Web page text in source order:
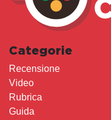
Categorie
Recensione
Video
Rubrica
Guida